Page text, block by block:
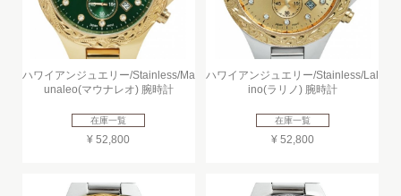
ハワイアンジュエリー/Stainless/Ma
unaleo(マウナレオ) 腕時計
在庫一覧
¥ 52,800
ハワイアンジュエリー/Stainless/Lal
ino(ラリノ) 腕時計
在庫一覧
¥ 52,800